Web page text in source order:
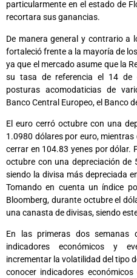
particularmente en el estado de
recortara sus ganancias.
De manera general y contrario a
fortaleció frente a la mayoría de
ya que el mercado asume que la
su tasa de referencia el 14 de
posturas acomodaticias de
Banco Central Europeo, el Banco
El euro cerró octubre con una
1.0980 dólares por euro, mientras
cerrar en 104.83 yenes por dólar.
octubre con una depreciación de
siendo la divisa más depreciada
Tomando en cuenta un índice
Bloomberg, durante octubre el
una canasta de divisas, siendo
En las primeras dos semanas
indicadores económicos y
incrementar la volatilidad del tipo
conocer indicadores